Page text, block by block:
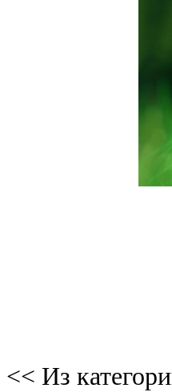
<< Из